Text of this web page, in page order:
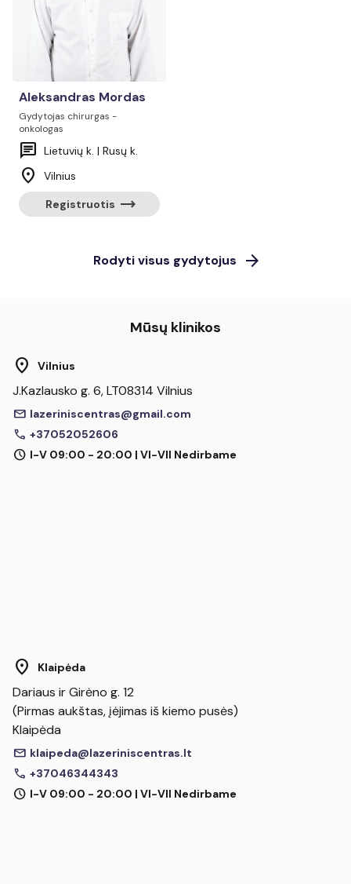
Aleksandras Mordas
Gydytojas chirurgas -
onkologas
chat Lietuvių k. | Rusų k.
location_on
Vilnius
Registruotis trending_flat
Rodyti visus gydytojus arrow_forward
Mūsų klinikos
location_on Vilnius
J.Kazlausko g. 6, LT08314 Vilnius
mail lazeriniscentras@gmail.com
call +37052052606
schedule I-V 09:00 - 20:00 | VI-VII Nedirbame
location_on Klaipėda
Dariaus ir Girėno g. 12
(Pirmas aukštas, įėjimas iš kiemo pusės)
Klaipėda
mail klaipeda@lazeriniscentras.lt
call +37046344343
schedule I-V 09:00 - 20:00 | VI-VII Nedirbame